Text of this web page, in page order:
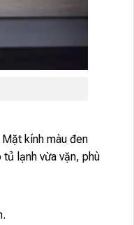
kính màu đen
lạnh vừa vặn, phù